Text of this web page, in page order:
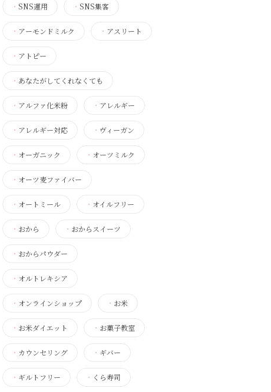
・ SNS運用 ・ SNS集客
・ アーモンドミルク ・ アスリート
・ アトピー
・ あなたがしてくれなくても
・ アルファ化米粉 ・ アレルギー
・ アレルギー対応 ・ ヴィーガン
・ オーガニック ・ オーツミルク
・ オーツ麦ファイバー
・ オートミール ・ オイルフリー
・ おから ・ おからスイーツ
・ おからパウダー
・ オルトレキシア
・ オンラインショップ ・ お米
・ お米ダイエット ・ お菓子教室
・ カウンセリング ・ ギバー
・ ギルトフリー ・ くら寿司